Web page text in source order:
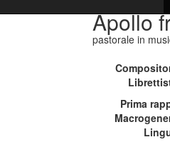
Apollo
pastorale in
Prima